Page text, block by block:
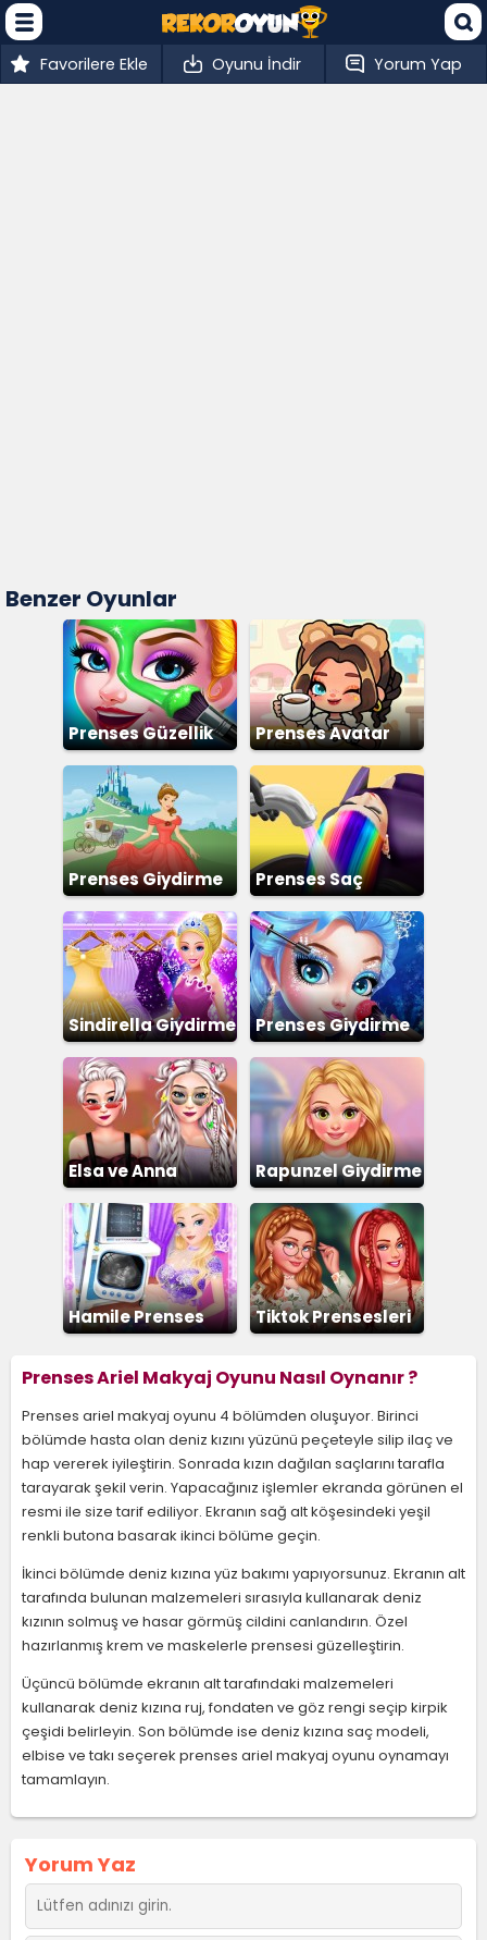
Favorilere Ekle Oyunu İndir Yorum Yap
Benzer Oyunlar
Prenses Güzellik
Salonu
Prenses Avatar
Dünyası
Prenses Giydirme
Prenses Saç
Boyama
Sindirella Giydirme
Prenses Giydirme
ve Makyaj
Elsa ve Anna
Giydirme
Rapunzel Giydirme
Hamile Prenses
Tiktok Prensesleri
Prenses Ariel Makyaj Oyunu Nasıl Oynanır ?
Prenses ariel makyaj oyunu 4 bölümden oluşuyor. Birinci
bölümde hasta olan deniz kızını yüzünü peçeteyle silip ilaç ve
hap vererek iyileştirin. Sonrada kızın dağılan saçlarını tarafla
tarayarak şekil verin. Yapacağınız işlemler ekranda görünen el
resmi ile size tarif ediliyor. Ekranın sağ alt köşesindeki yeşil
renkli butona basarak ikinci bölüme geçin.
İkinci bölümde deniz kızına yüz bakımı yapıyorsunuz. Ekranın alt
tarafında bulunan malzemeleri sırasıyla kullanarak deniz
kızının solmuş ve hasar görmüş cildini canlandırın. Özel
hazırlanmış krem ve maskelerle prensesi güzelleştirin.
Üçüncü bölümde ekranın alt tarafındaki malzemeleri
kullanarak deniz kızına ruj, fondaten ve göz rengi seçip kirpik
çeşidi belirleyin. Son bölümde ise deniz kızına saç modeli,
elbise ve takı seçerek prenses ariel makyaj oyunu oynamayı
tamamlayın.
Yorum Yaz